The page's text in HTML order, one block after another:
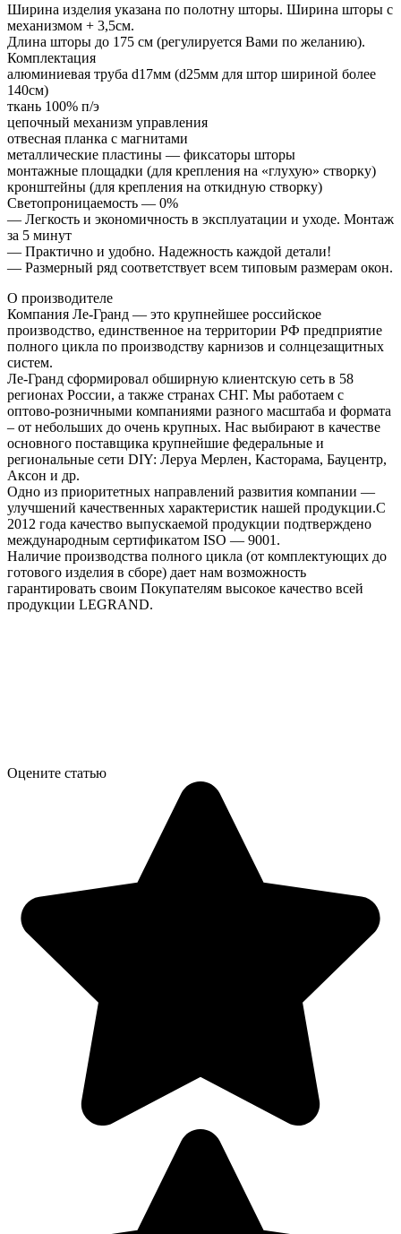
Ширина изделия указана по полотну шторы. Ширина шторы с
механизмом + 3,5см.
Длина шторы до 175 см (регулируется Вами по желанию).
Комплектация
алюминиевая труба d17мм (d25мм для штор шириной более
140см)
ткань 100% п/э
цепочный механизм управления
отвесная планка с магнитами
металлические пластины — фиксаторы шторы
монтажные площадки (для крепления на «глухую» створку)
кронштейны (для крепления на откидную створку)
Светопроницаемость — 0%
— Легкость и экономичность в эксплуатации и уходе. Монтаж
за 5 минут
— Практично и удобно. Надежность каждой детали!
— Размерный ряд соответствует всем типовым размерам окон.
О производителе
Компания Ле-Гранд — это крупнейшее российское
производство, единственное на территории РФ предприятие
полного цикла по производству карнизов и солнцезащитных
систем.
Ле-Гранд сформировал обширную клиентскую сеть в 58
регионах России, а также странах СНГ. Мы работаем с
оптово-розничными компаниями разного масштаба и формата
– от небольших до очень крупных. Нас выбирают в качестве
основного поставщика крупнейшие федеральные и
региональные сети DIY: Леруа Мерлен, Касторама, Бауцентр,
Аксон и др.
Одно из приоритетных направлений развития компании —
улучшений качественных характеристик нашей продукции.С
2012 года качество выпускаемой продукции подтверждено
международным сертификатом ISO — 9001.
Наличие производства полного цикла (от комплектующих до
готового изделия в сборе) дает нам возможность
гарантировать своим Покупателям высокое качество всей
продукции LEGRAND.
Оцените статью